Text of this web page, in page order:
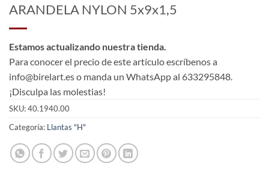
ARANDELA NYLON 5x9x1,5
Estamos actualizando nuestra tienda.
Para conocer el precio de este artículo escríbenos a
info@birelart.es o manda un WhatsApp al 633295848.
¡Disculpa las molestias!
SKU:40.1940.00
Categoría: Llantas "H"